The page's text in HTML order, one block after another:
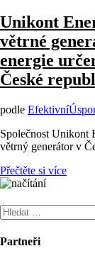
Unikont
větrné
energie
České
podle
Společnost Unikont
větrný generátor v
Přečtěte si více
Vyhledávání
Partneři